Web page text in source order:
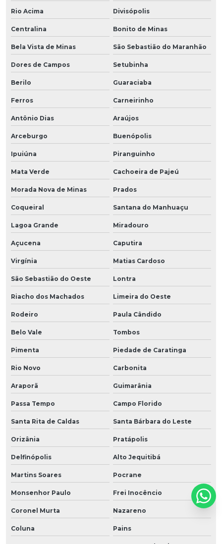
Rio Acima Divisópolis
Centralina Bonito de Minas
Bela Vista de Minas São Sebastião do Maranhão
Dores de Campos Setubinha
Berilo Guaraciaba
Ferros Carneirinho
Antônio Dias Araújos
Arceburgo Buenópolis
Ipuiúna Piranguinho
Mata Verde Cachoeira de Pajeú
Morada Nova de Minas Prados
Coqueiral Santana do Manhuaçu
Lagoa Grande Miradouro
Açucena Caputira
Virgínia Matias Cardoso
São Sebastião do Oeste Lontra
Riacho dos Machados Limeira do Oeste
Rodeiro Paula Cândido
Belo Vale Tombos
Pimenta Piedade de Caratinga
Rio Novo Carbonita
Araporã Guimarânia
Passa Tempo Campo Florido
Santa Rita de Caldas Santa Bárbara do Leste
Orizânia Pratápolis
Delfinópolis Alto Jequitibá
Martins Soares Pocrane
Monsenhor Paulo Frei Inocêncio
Coronel Murta Nazareno
Coluna Pains